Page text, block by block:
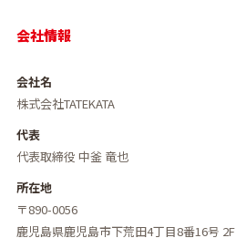
会社情報
会社名
株式会社TATEKATA
代表
代表取締役 中釜 竜也
所在地
〒890-0056
鹿児島県鹿児島市下荒田4丁目8番16号 2F